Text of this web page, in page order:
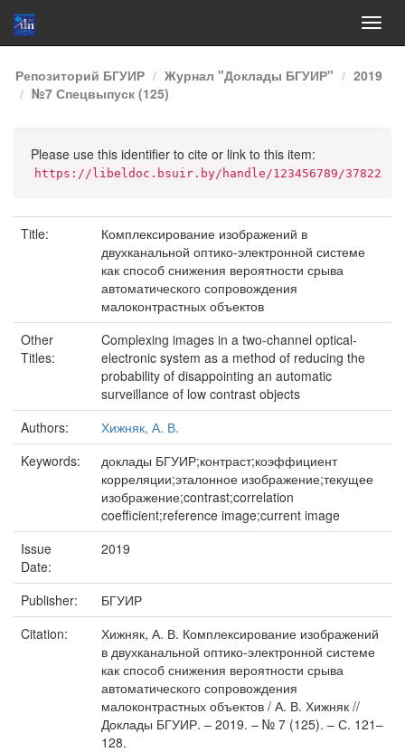
Skip
navigation
Репозиторий БГУИР Журнал "Доклады БГУИР"
2019
№7 Спецвыпуск (125)
Please use this identifier to cite or link to this item:
https://libeldoc.bsuir.by/handle/123456789/37822
Title:
Комплексирование изображений в
двухканальной оптико-электронной системе
как способ снижения вероятности срыва
автоматического сопровождения
малоконтрастных объектов
Other
Titles:
Complexing images in a two-channel optical-
electronic system as a method of reducing the
probability of disappointing an automatic
surveillance of low contrast objects
Authors:
Хижняк, А. В.
Keywords:
доклады БГУИР;контраст;коэффициент
корреляции;эталонное изображение;текущее
изображение;contrast;correlation
coefficient;reference image;current image
Issue
Date:
2019
Publisher:
БГУИР
Citation:
Хижняк, А. В. Комплексирование изображений
в двухканальной оптико-электронной системе
как способ снижения вероятности срыва
автоматического сопровождения
малоконтрастных объектов / А. В. Хижняк //
Доклады БГУИР. – 2019. – № 7 (125). – С. 121–
128.